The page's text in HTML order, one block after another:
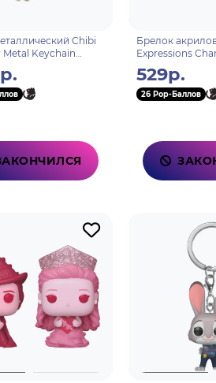
Chibi
Keychain
Брелок
Expressions
Keychain Albedo
6974096530120
529р.
26 Pop-Баллов